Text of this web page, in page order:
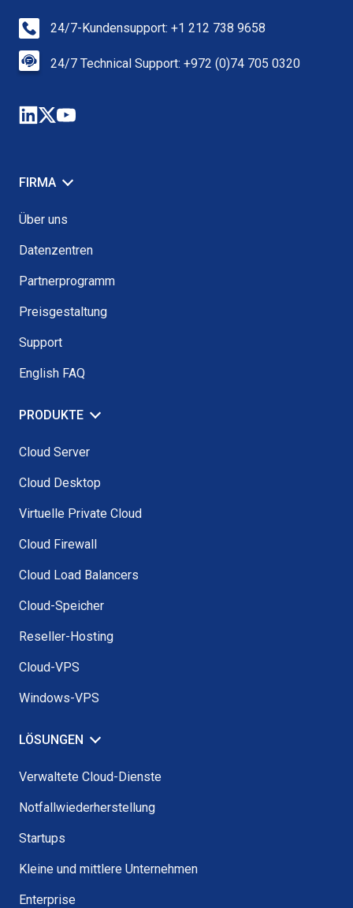
24/7-Kundensupport: +1 212 738 9658
24/7 Technical Support: +972 (0)74 705 0320
FIRMA
Über uns
Datenzentren
Partnerprogramm
Preisgestaltung
Support
English FAQ
PRODUKTE
Cloud Server
Cloud Desktop
Virtuelle Private Cloud
Cloud Firewall
Cloud Load Balancers
Cloud-Speicher
Reseller-Hosting
Cloud-VPS
Windows-VPS
LÖSUNGEN
Verwaltete Cloud-Dienste
Notfallwiederherstellung
Startups
Kleine und mittlere Unternehmen
Enterprise